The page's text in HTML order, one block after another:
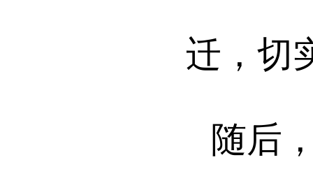
迁，切
随后